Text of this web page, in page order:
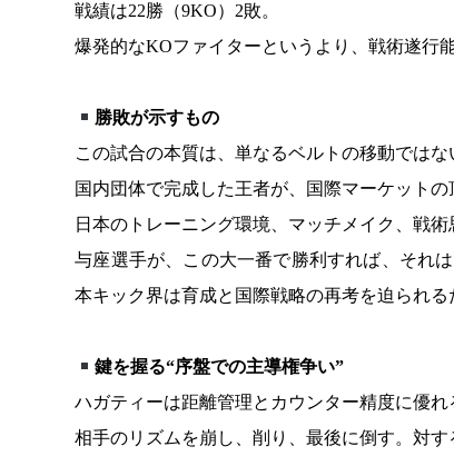
戦績は22勝（9KO）2敗。
爆発的なKOファイターというより、戦術遂行
勝敗が示すもの
この試合の本質は、単なるベルトの移動ではな
国内団体で完成した王者が、国際マーケットの
日本のトレーニング環境、マッチメイク、戦
与座選手が、この大一番で勝利すれば、それ
本キック界は育成と国際戦略の再考を迫られる
鍵を握る“序盤での主導権争い”
ハガティーは距離管理とカウンター精度に優れ
相手のリズムを崩し、削り、最後に倒す。対